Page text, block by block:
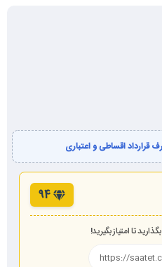
قرارداد اقساطی و اعتباری
94
تا امتیاز بگیرید!